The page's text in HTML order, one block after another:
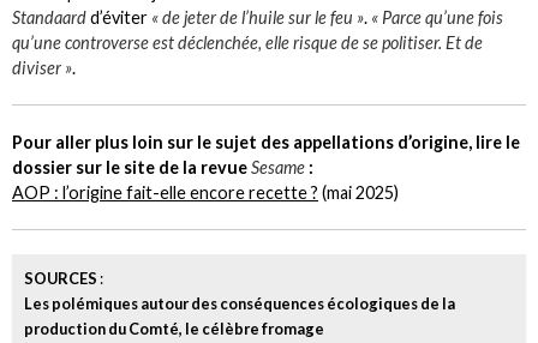
Standaardd’éviter « de jeter de l’huile sur le feu ». « Parce qu’une fois
qu’une controverse est déclenchée, elle risque de se politiser. Et de
diviser ».
Pour aller plus loin sur le sujet des appellations d’origine, lire le
dossier sur le site de la revueSesame :
AOP : l’origine fait-elle encore recette ? (mai 2025)
SOURCES :
Les polémiques autour des conséquences écologiques de la
production du Comté, le célèbre fromage